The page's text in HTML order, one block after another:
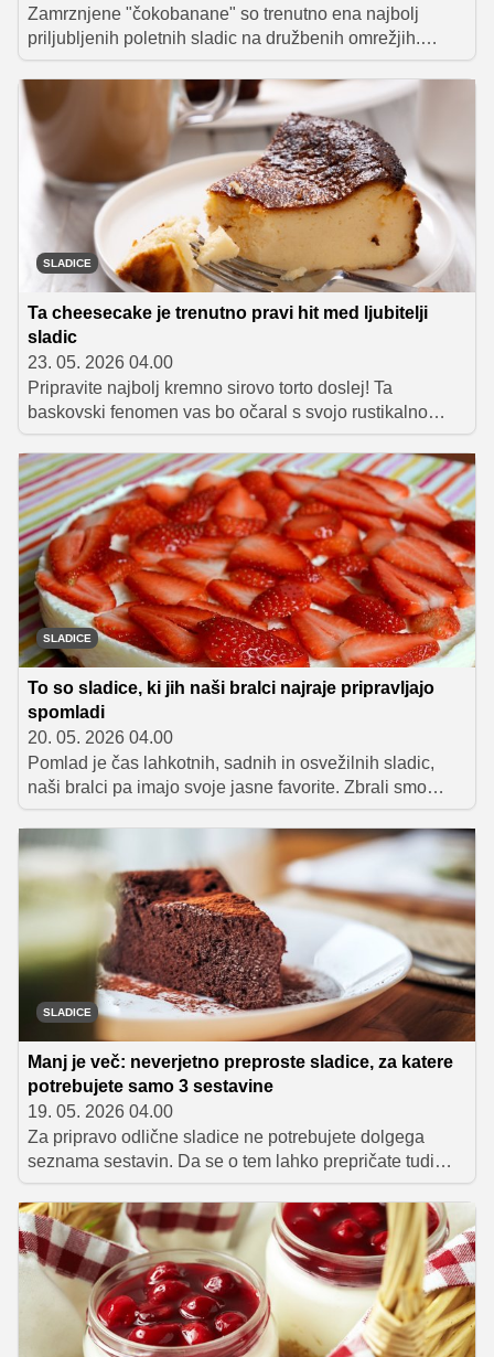
Zamrznjene "čokobanane" so trenutno ena najbolj
priljubljenih poletnih sladic na družbenih omrežjih.
Osvežilen posladek brez peke navduši s kombinacijo
banan, grškega jogurta, medu in temne čokolade,
priprava pa je preprosta in ne vključuje prižiganja
pečice.
SLADICE
Ta cheesecake je trenutno pravi hit med ljubitelji
sladic
23. 05. 2026 04.00
Pripravite najbolj kremno sirovo torto doslej! Ta
baskovski fenomen vas bo očaral s svojo rustikalno
podobo in nepozabnim bogatim okusom.
SLADICE
To so sladice, ki jih naši bralci najraje pripravljajo
spomladi
20. 05. 2026 04.00
Pomlad je čas lahkotnih, sadnih in osvežilnih sladic,
naši bralci pa imajo svoje jasne favorite. Zbrali smo
nekaj najbolj priljubljenih receptov, ki v teh dneh
navdušujejo z domačimi okusi, sezonskim sadjem in
preprosto pripravo.
SLADICE
Manj je več: neverjetno preproste sladice, za katere
potrebujete samo 3 sestavine
19. 05. 2026 04.00
Za pripravo odlične sladice ne potrebujete dolgega
seznama sestavin. Da se o tem lahko prepričate tudi
sami, vam predstavljamo pet preprostih receptov, za
katere zadostujejo le tri sestavine – rezultat pa je
presenetljivo okusen.